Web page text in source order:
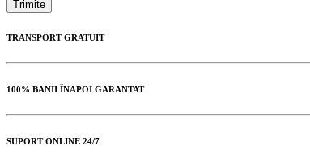
TRANSPORT GRATUIT
100% BANII ÎNAPOI GARANTAT
SUPORT ONLINE 24/7